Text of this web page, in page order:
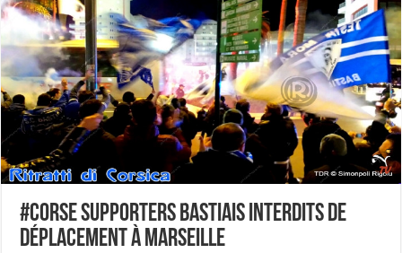
#Corse Supporters Bastiais interdits de
déplacement à Marseille